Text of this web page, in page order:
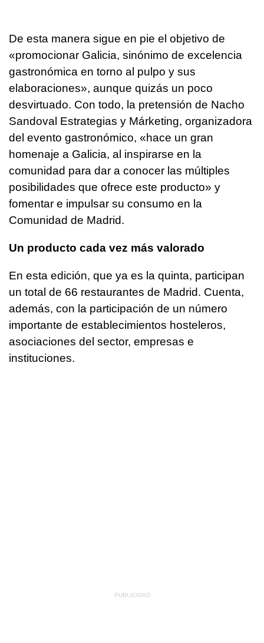
De esta manera sigue en pie el objetivo de
«promocionar Galicia, sinónimo de excelencia
gastronómica en torno al pulpo y sus
elaboraciones», aunque quizás un poco
desvirtuado. Con todo, la pretensión de Nacho
Sandoval Estrategias y Márketing, organizadora
del evento gastronómico, «hace un gran
homenaje a Galicia, al inspirarse en la
comunidad para dar a conocer las múltiples
posibilidades que ofrece este producto» y
fomentar e impulsar su consumo en la
Comunidad de Madrid.
Un producto cada vez más valorado
En esta edición, que ya es la quinta, participan
un total de 66 restaurantes de Madrid. Cuenta,
además, con la participación de un número
importante de establecimientos hosteleros,
asociaciones del sector, empresas e
instituciones.